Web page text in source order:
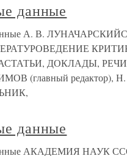
данные
А. В.
ДОКЛАДЫ,
(главный
данные
АКАДЕМИЯ НАУК